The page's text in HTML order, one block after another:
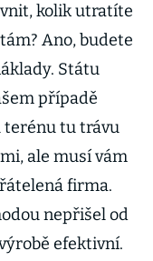
kolik utratíte
Ano, budete
Státu
případě
terénu tu trávu
ale musí vám
firma.
nepřišel od
efektivní.